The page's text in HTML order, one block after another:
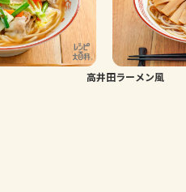
高井田ラーメン風